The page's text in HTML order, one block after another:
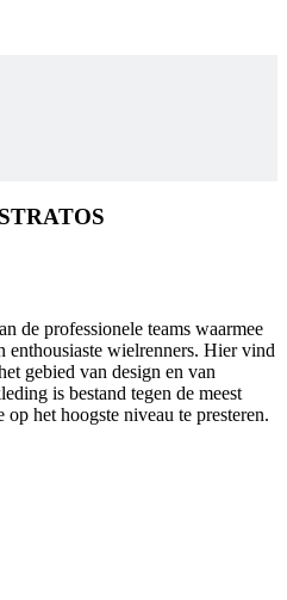
de professionele teams waarmee
enthousiaste wielrenners. Hier vind
gebied van design en van
is bestand tegen de meest
het hoogste niveau te presteren.